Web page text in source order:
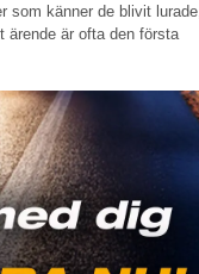
som känner de blivit lurade,
ärende är ofta den första